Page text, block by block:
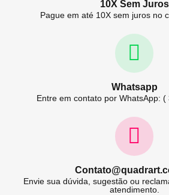
10X Sem Juros
Pague em até 10X sem juros no
Whatsapp
Entre em contato por WhatsApp:
Envie sua dúvida, sugestão ou
atendimento.